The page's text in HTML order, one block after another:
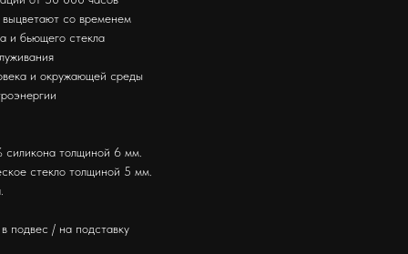
со временем
и бьющего стекла
и окружающей среды
толщиной 6 мм.
стекло толщиной 5 мм.
подвес / на подставку